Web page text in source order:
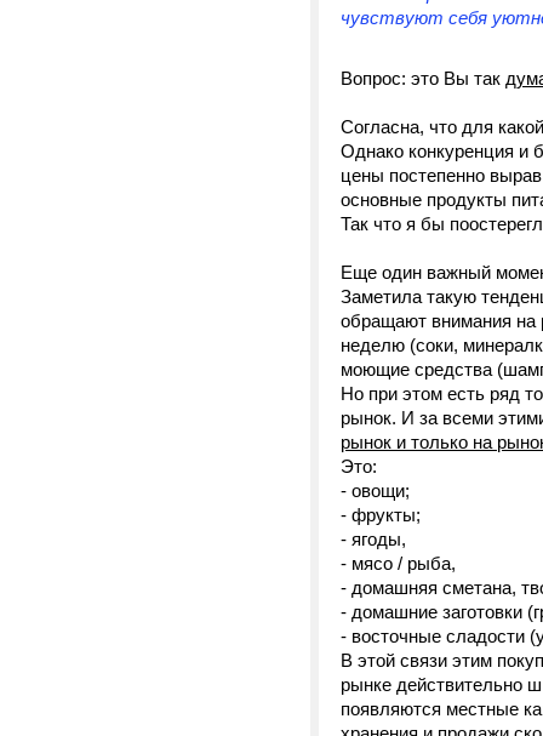
чувствуют себя
Вопрос: это Вы так
Согласна, что для
Однако конкуренция и
цены постепенно
основные продукты
Так что я бы
Еще один важный
Заметила такую
обращают внимания на
неделю (соки,
моющие средства
Но при этом есть ряд
рынок. И за всеми
рынок и только на
Это:
- овощи;
- фрукты;
- ягоды,
- мясо / рыба,
- домашняя сметана,
- домашние заготовки
- восточные сладости
В этой связи этим
рынке действительно
появляются местные